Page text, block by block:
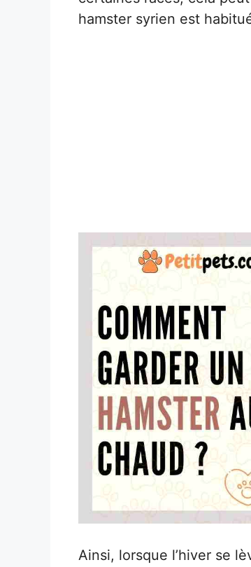
hamster syrien est
Ainsi, lorsque l’hiver se